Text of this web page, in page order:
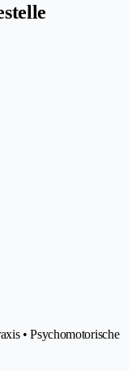
• Psychomotorische